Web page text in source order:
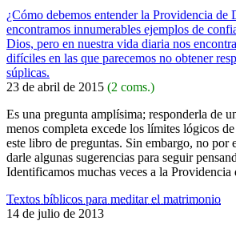
¿Cómo debemos entender la Providencia de
encontramos innumerables ejemplos de
Dios, pero en nuestra vida diaria nos
difíciles en las que parecemos no obtener
súplicas.
23 de abril de 2015 (2 coms.)
Es una pregunta amplísima; responderla de
menos completa excede los límites lógicos
este libro de preguntas. Sin embargo, no por
darle algunas sugerencias para seguir
Identificamos muchas veces a la
Textos bíblicos para meditar el matrimonio
14 de julio de 2013